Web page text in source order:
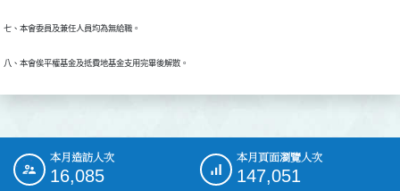
七、本會委員及兼任人員均為無給職。
八、本會俟平權基金及抵費地基金支用完畢後解散。
::: 本月造訪人次
16,085
本月頁面瀏覽人次
147,051